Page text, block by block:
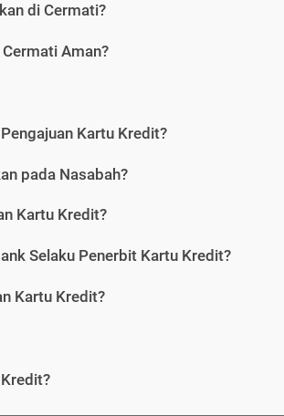
di Cermati?
Aman?
Kartu Kredit?
pada Nasabah?
Kartu Kredit?
Selaku Penerbit Kartu Kredit?
Kartu Kredit?